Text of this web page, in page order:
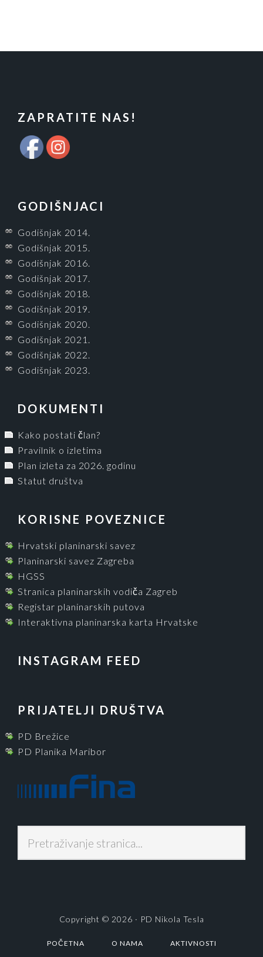
FOOTER
ZAPRATITE NAS!
GODIŠNJACI
Godišnjak 2014.
Godišnjak 2015.
Godišnjak 2016.
Godišnjak 2017.
Godišnjak 2018.
Godišnjak 2019.
Godišnjak 2020.
Godišnjak 2021.
Godišnjak 2022.
Godišnjak 2023.
DOKUMENTI
Kako postati član?
Pravilnik o izletima
Plan izleta za 2026. godinu
Statut društva
KORISNE POVEZNICE
Hrvatski planinarski savez
Planinarski savez Zagreba
HGSS
Stranica planinarskih vodiča Zagreb
Registar planinarskih putova
Interaktivna planinarska karta Hrvatske
INSTAGRAM FEED
PRIJATELJI DRUŠTVA
PD Brežice
PD Planika Maribor
e
Copyright © 2026 · PD Nikola Tesla
POČETNA O NAMA AKTIVNOSTI